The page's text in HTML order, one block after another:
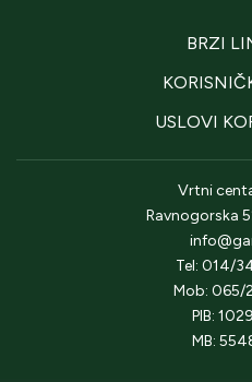
BRZI
USLOVI
Vrtni
Ravnogorska
Tel: 014/
Mob: 065/
PIB:
MB: